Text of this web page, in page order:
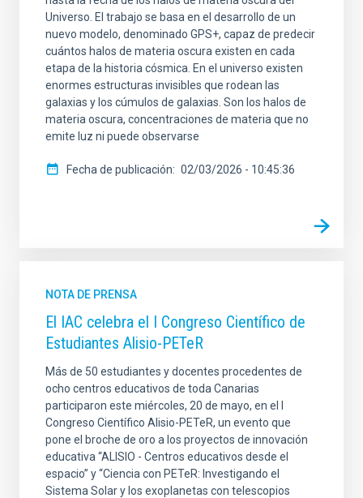
Universo. El trabajo se basa en el desarrollo de un
nuevo modelo, denominado GPS+, capaz de predecir
cuántos halos de materia oscura existen en cada
etapa de la historia cósmica. En el universo existen
enormes estructuras invisibles que rodean las
galaxias y los cúmulos de galaxias. Son los halos de
materia oscura, concentraciones de materia que no
emite luz ni puede observarse
Fecha de publicación 02/03/2026 - 10:45:36
NOTA DE PRENSA
El IAC celebra el I Congreso Científico de
Estudiantes Alisio-PETeR
Más de 50 estudiantes y docentes procedentes de
ocho centros educativos de toda Canarias
participaron este miércoles, 20 de mayo, en el I
Congreso Científico Alisio-PETeR, un evento que
pone el broche de oro a los proyectos de innovación
educativa “ALISIO - Centros educativos desde el
espacio” y “Ciencia con PETeR: Investigando el
Sistema Solar y los exoplanetas con telescopios